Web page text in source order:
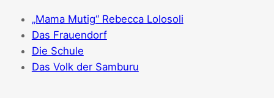
„Mama Mutig“ Rebecca Lolosoli
Das Frauendorf
Die Schule
Das Volk der Samburu